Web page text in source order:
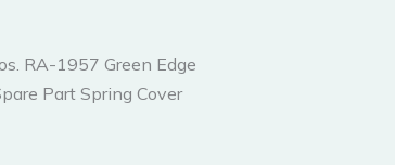
RA-1957 Green Edge
Part Spring Cover